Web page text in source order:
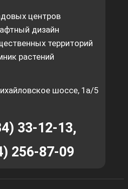
центров
дизайн
территорий
растений
шоссе, 1а/5
33-12-13,
256-87-09